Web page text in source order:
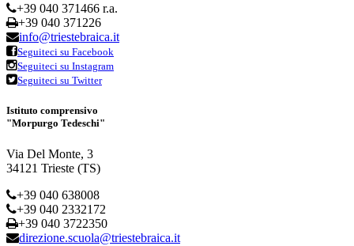
+39 040 371466 r.a.
+39 040 371226
info@triestebraica.it
Seguiteci su Facebook
Seguiteci su Instagram
Seguiteci su Twitter
Istituto comprensivo
"Morpurgo Tedeschi"
Via Del Monte, 3
34121 Trieste (TS)
+39 040 638008
+39 040 2332172
+39 040 3722350
direzione.scuola@triestebraica.it